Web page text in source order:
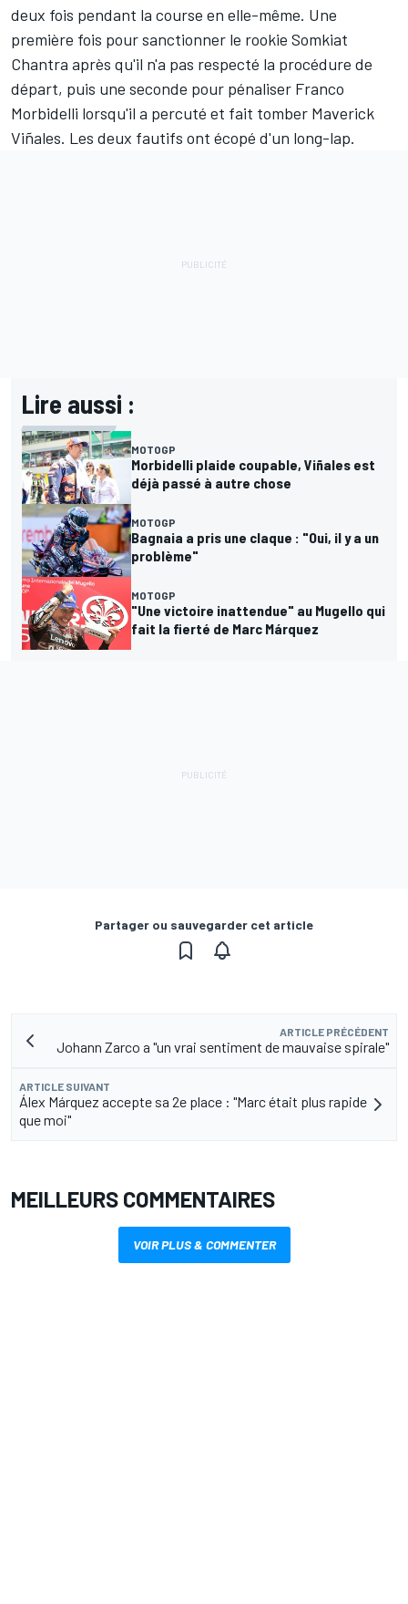
deux fois pendant la course en elle-même. Une
première fois pour sanctionner le rookie Somkiat
Chantra après qu'il n'a pas respecté la procédure de
départ, puis une seconde pour pénaliser Franco
Morbidelli lorsqu'il a percuté et fait tomber Maverick
Viñales. Les deux fautifs ont écopé d'un long-lap.
Lire aussi :
MOTOGP
Morbidelli plaide coupable, Viñales est
déjà passé à autre chose
MOTOGP
Bagnaia a pris une claque : "Oui, il y a un
problème"
MOTOGP
"Une victoire inattendue" au Mugello qui
fait la fierté de Marc Márquez
Partager ou sauvegarder cet article
ARTICLE PRÉCÉDENT
Johann Zarco a "un vrai sentiment de mauvaise spirale"
ARTICLE SUIVANT
Álex Márquez accepte sa 2e place : "Marc était plus rapide
que moi"
MEILLEURS COMMENTAIRES
VOIR PLUS & COMMENTER